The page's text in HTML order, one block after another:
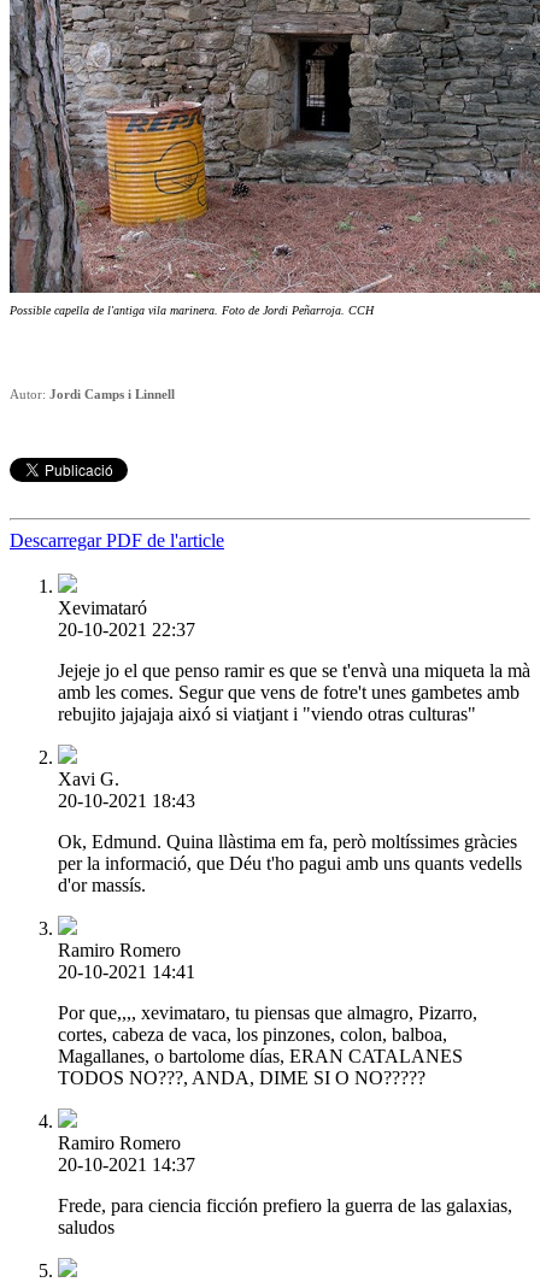
Possible capella de l'antiga vila marinera. Foto de Jordi Peñarroja. CCH
Autor: Jordi Camps i Linnell
Descarregar PDF de l'article
Xevimataró
20-10-2021 22:37
Jejeje jo el que penso ramir es que se t'envà una miqueta la mà
amb les comes. Segur que vens de fotre't unes gambetes amb
rebujito jajajaja aixó si viatjant i "viendo otras culturas"
Xavi G.
20-10-2021 18:43
Ok, Edmund. Quina llàstima em fa, però moltíssimes gràcies
per la informació, que Déu t'ho pagui amb uns quants vedells
d'or massís.
Ramiro Romero
20-10-2021 14:41
Por que,,,, xevimataro, tu piensas que almagro, Pizarro,
cortes, cabeza de vaca, los pinzones, colon, balboa,
Magallanes, o bartolome días, ERAN CATALANES
TODOS NO???, ANDA, DIME SI O NO?????
Ramiro Romero
20-10-2021 14:37
Frede, para ciencia ficción prefiero la guerra de las galaxias,
saludos